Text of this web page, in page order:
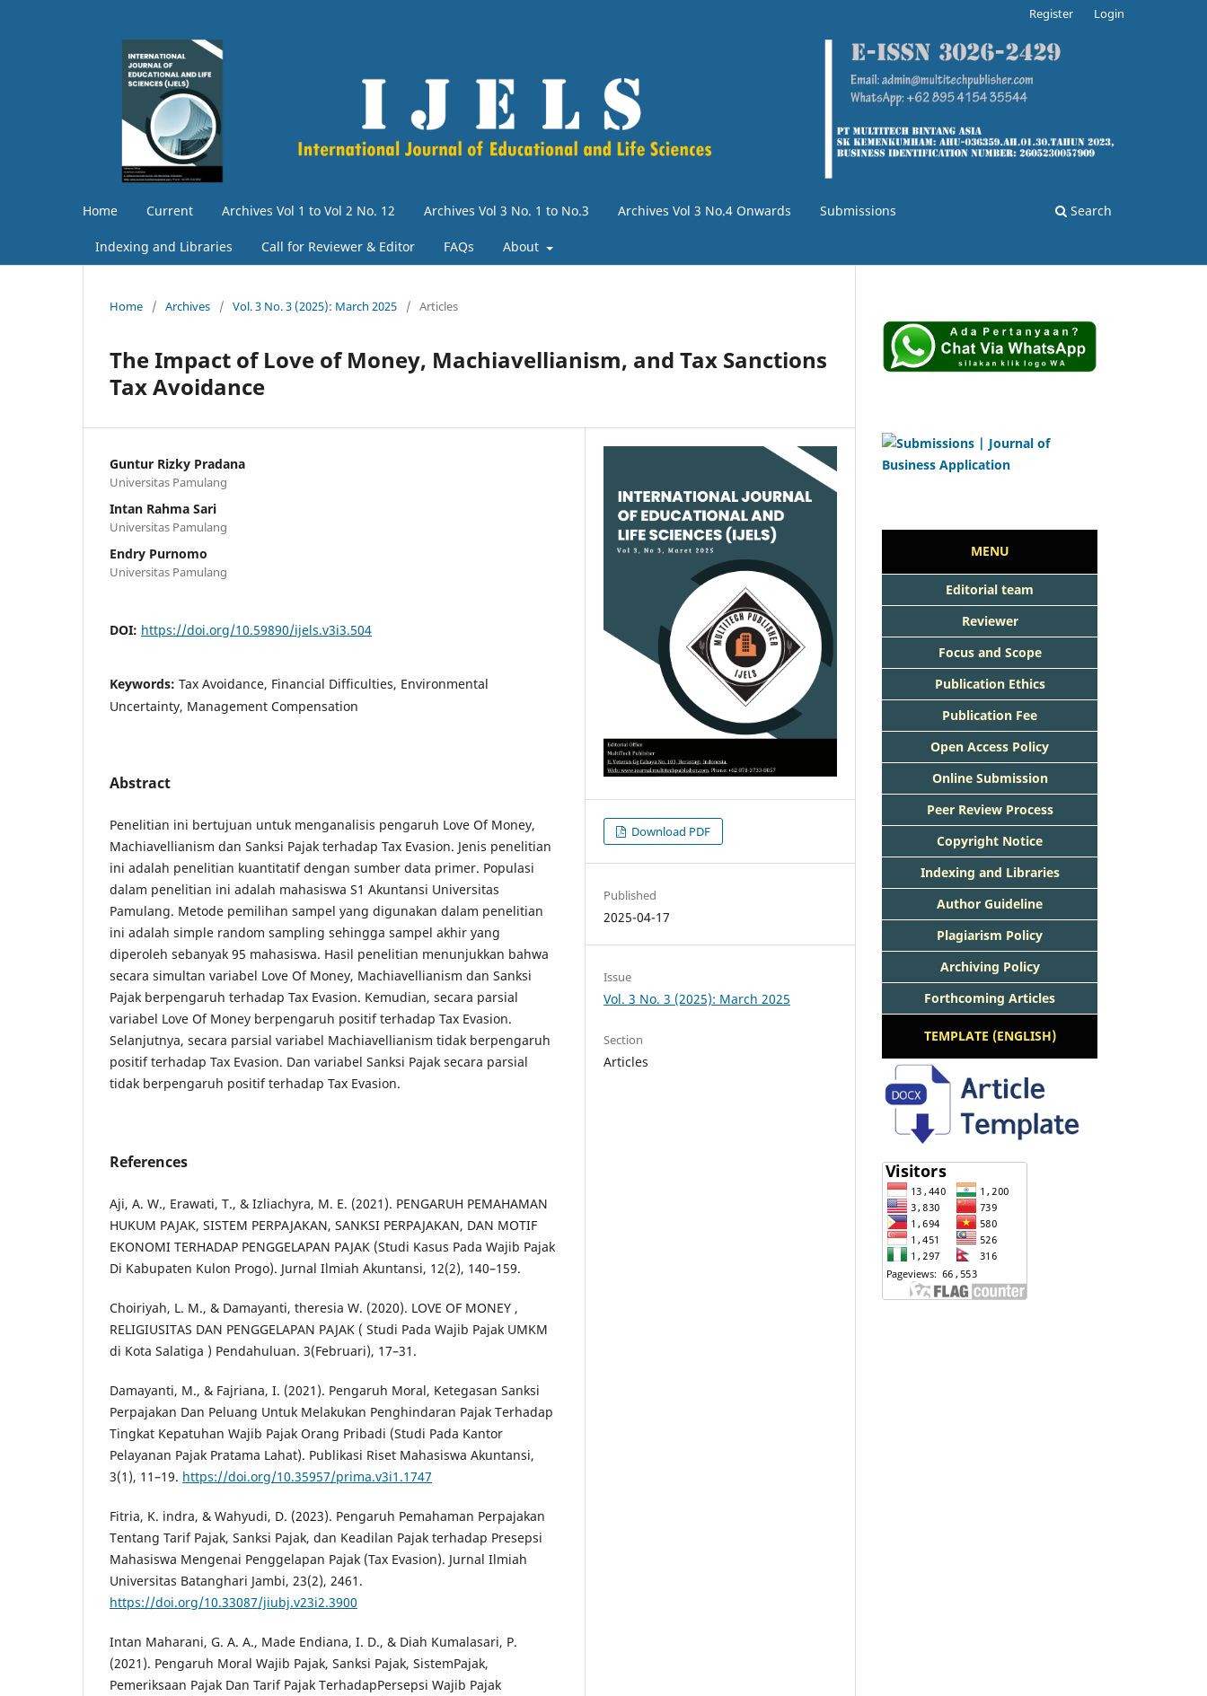
Home Current Archives Vol 1 to Vol 2 No. 12 Archives Vol 3 No. 1 to No.3 Archives Vol 3 No.4 Onwards Submissions
Indexing and Libraries Call for Reviewer & Editor FAQs About
Search
Register Login
Home / Archives / Vol. 3 No. 3 (2025): March 2025 / Articles
The Impact of Love of Money, Machiavellianism, and Tax Sanctions
Tax Avoidance
Guntur Rizky Pradana
Universitas Pamulang
Intan Rahma Sari
Universitas Pamulang
Endry Purnomo
Universitas Pamulang
DOI: https://doi.org/10.59890/ijels.v3i3.504
Keywords: Tax Avoidance, Financial Difficulties, Environmental
Uncertainty, Management Compensation
Abstract
Penelitian ini bertujuan untuk menganalisis pengaruh Love Of Money,
Machiavellianism dan Sanksi Pajak terhadap Tax Evasion. Jenis penelitian
ini adalah penelitian kuantitatif dengan sumber data primer. Populasi
dalam penelitian ini adalah mahasiswa S1 Akuntansi Universitas
Pamulang. Metode pemilihan sampel yang digunakan dalam penelitian
ini adalah simple random sampling sehingga sampel akhir yang
diperoleh sebanyak 95 mahasiswa. Hasil penelitian menunjukkan bahwa
secara simultan variabel Love Of Money, Machiavellianism dan Sanksi
Pajak berpengaruh terhadap Tax Evasion. Kemudian, secara parsial
variabel Love Of Money berpengaruh positif terhadap Tax Evasion.
Selanjutnya, secara parsial variabel Machiavellianism tidak berpengaruh
positif terhadap Tax Evasion. Dan variabel Sanksi Pajak secara parsial
tidak berpengaruh positif terhadap Tax Evasion.
References
Aji, A. W., Erawati, T., & Izliachyra, M. E. (2021). PENGARUH PEMAHAMAN
HUKUM PAJAK, SISTEM PERPAJAKAN, SANKSI PERPAJAKAN, DAN MOTIF
EKONOMI TERHADAP PENGGELAPAN PAJAK (Studi Kasus Pada Wajib Pajak
Di Kabupaten Kulon Progo). Jurnal Ilmiah Akuntansi, 12(2), 140–159.
Choiriyah, L. M., & Damayanti, theresia W. (2020). LOVE OF MONEY ,
RELIGIUSITAS DAN PENGGELAPAN PAJAK ( Studi Pada Wajib Pajak UMKM
di Kota Salatiga ) Pendahuluan. 3(Februari), 17–31.
Damayanti, M., & Fajriana, I. (2021). Pengaruh Moral, Ketegasan Sanksi
Perpajakan Dan Peluang Untuk Melakukan Penghindaran Pajak Terhadap
Tingkat Kepatuhan Wajib Pajak Orang Pribadi (Studi Pada Kantor
Pelayanan Pajak Pratama Lahat). Publikasi Riset Mahasiswa Akuntansi,
3(1), 11–19. https://doi.org/10.35957/prima.v3i1.1747
Fitria, K. indra, & Wahyudi, D. (2023). Pengaruh Pemahaman Perpajakan
Tentang Tarif Pajak, Sanksi Pajak, dan Keadilan Pajak terhadap Presepsi
Mahasiswa Mengenai Penggelapan Pajak (Tax Evasion). Jurnal Ilmiah
Universitas Batanghari Jambi, 23(2), 2461.
https://doi.org/10.33087/jiubj.v23i2.3900
Intan Maharani, G. A. A., Made Endiana, I. D., & Diah Kumalasari, P.
(2021). Pengaruh Moral Wajib Pajak, Sanksi Pajak, SistemPajak,
Pemeriksaan Pajak Dan Tarif Pajak TerhadapPersepsi Wajib Pajak
Download PDF
Published
2025-04-17
Issue
Vol. 3 No. 3 (2025): March 2025
Section
Articles
MENU
Editorial team
Reviewer
Focus and Scope
Publication Ethics
Publication Fee
Open Access Policy
Online Submission
Peer Review Process
Copyright Notice
Indexing and Libraries
Author Guideline
Plagiarism Policy
Archiving Policy
Forthcoming Articles
TEMPLATE (ENGLISH)